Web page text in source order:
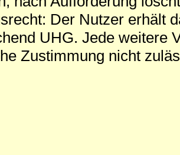
Der Nutzer erhält
UHG. Jede weitere
Zustimmung nicht